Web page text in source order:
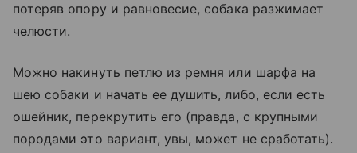
потеряв опору и равновесие, собака разжимает
челюсти.
Можно накинуть петлю из ремня или шарфа на
шею собаки и начать ее душить, либо, если есть
ошейник, перекрутить его (правда, с крупными
породами это вариант, увы, может не сработать).